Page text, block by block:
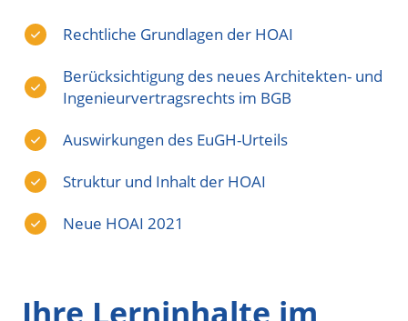
Rechtliche Grundlagen der HOAI
Berücksichtigung des neues Architekten- und
Ingenieurvertragsrechts im BGB
Auswirkungen des EuGH-Urteils
Struktur und Inhalt der HOAI
Neue HOAI 2021